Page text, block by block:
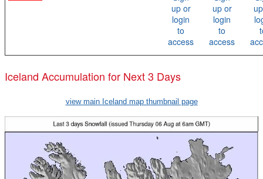
up or
login
to
access
up or
login
to
access
Iceland Accumulation for Next 3 Days
view main Iceland map thumbnail page